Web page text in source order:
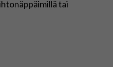
tai